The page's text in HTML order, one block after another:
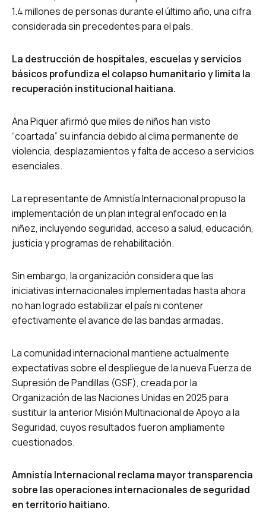
1.4 millones de personas durante el último año, una cifra
considerada sin precedentes para el país.
La destrucción de hospitales, escuelas y servicios
básicos profundiza el colapso humanitario y limita la
recuperación institucional haitiana.
Ana Piquer afirmó que miles de niños han visto
“coartada” su infancia debido al clima permanente de
violencia, desplazamientos y falta de acceso a servicios
esenciales.
La representante de Amnistía Internacional propuso la
implementación de un plan integral enfocado en la
niñez, incluyendo seguridad, acceso a salud, educación,
justicia y programas de rehabilitación.
Sin embargo, la organización considera que las
iniciativas internacionales implementadas hasta ahora
no han logrado estabilizar el país ni contener
efectivamente el avance de las bandas armadas.
La comunidad internacional mantiene actualmente
expectativas sobre el despliegue de la nueva Fuerza de
Supresión de Pandillas (GSF), creada por la
Organización de las Naciones Unidas en 2025 para
sustituir la anterior Misión Multinacional de Apoyo a la
Seguridad, cuyos resultados fueron ampliamente
cuestionados.
Amnistía Internacional reclama mayor transparencia
sobre las operaciones internacionales de seguridad
en territorio haitiano.